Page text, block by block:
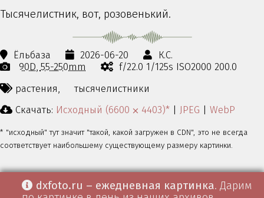
Тысячелистник, вот, розовенький.
Ёльбаза 2026-06-20
К.С.
90D 55-250mm
f/22.0 1/125s ISO2000 200.0
растения,
тысячелистники
Скачать: Исходный (6600 ⨉ 4403)* JPEG WebP
* "исходный" тут значит "такой, какой загружен в CDN", это не всегда
соответствует наибольшему существующему размеру картинки.
dxfoto.ru – ежедневная картинка. Дарим